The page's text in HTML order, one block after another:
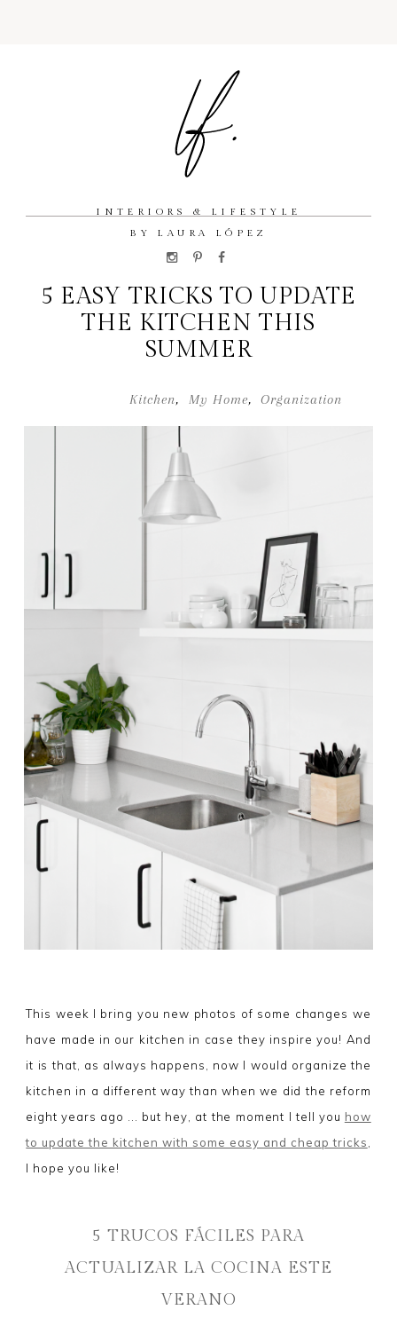
INTERIORS & LIFESTYLE
BY LAURA LÓPEZ
5 EASY TRICKS TO UPDATE
THE KITCHEN THIS
SUMMER
Kitchen, My Home,Organization
This week I bring you new photos of some changes we
have made in our kitchen in case they inspire you! And
it is that, as always happens, now I would organize the
kitchen in a different way than when we did the reform
eight years ago ... but hey, at the moment I tell you how
to update the kitchen with some easy and cheap tricks
I hope you like!
5 TRUCOS FÁCILES PARA
ACTUALIZAR LA COCINA ESTE
VERANO